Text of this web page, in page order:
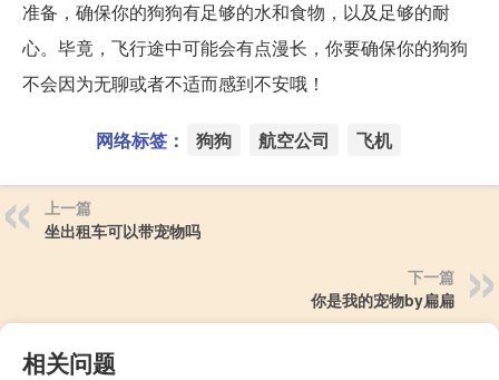
准备，确保你的狗狗有足够的水和食物，以及足够的耐
心。毕竟，飞行途中可能会有点漫长，你要确保你的狗狗
不会因为无聊或者不适而感到不安哦！
网络标签： 狗狗 航空公司 飞机
上一篇
坐出租车可以带宠物吗
下一篇
你是我的宠物by扁扁
相关问题